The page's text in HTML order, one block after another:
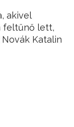
akivel
feltűnő lett,
Katalin